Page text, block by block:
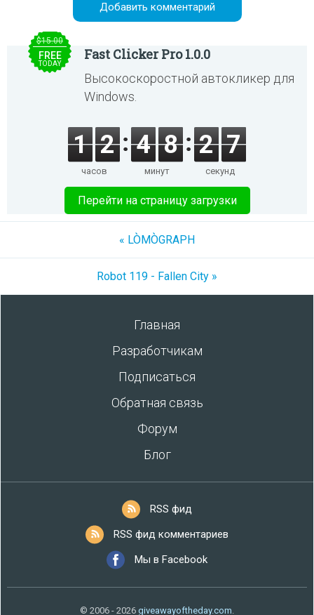
$15.00
FREE
TODAY
Fast Clicker Pro 1.0.0
Высокоскоростной автокликер для
Windows.
1 2
часов
4 8
минут
2 7
секунд
Перейти на страницу загрузки
« LÒMÒGRAPH
Robot 119 - Fallen City »
Главная
Разработчикам
Подписаться
Обратная связь
Форум
Блог
RSS фид
RSS фид комментариев
Мы в Facebook
© 2006 - 2026 giveawayoftheday.com.